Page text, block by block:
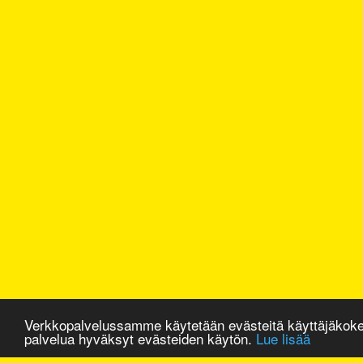
Verkkopalvelussamme käytetään evästeitä
palvelua hyväksyt evästeiden käytön. Lue lisää